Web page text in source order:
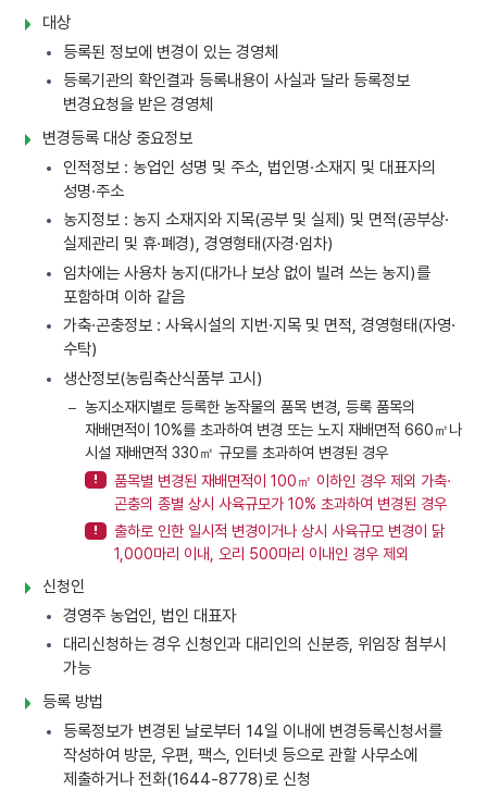
대상
등록된 정보에 변경이 있는 경영체
등록기관의 확인결과 등록내용이 사실과 달라 등록정보
변경요청을 받은 경영체
변경등록 대상 중요정보
인적정보 : 농업인 성명 및 주소, 법인명·소재지 및 대표자의
성명·주소
농지정보 : 농지 소재지와 지목(공부 및 실제) 및 면적(공부상·
실제관리 및 휴·폐경), 경영형태(자경·임차)
임차에는 사용차 농지(대가나 보상 없이 빌려 쓰는 농지)를
포함하며 이하 같음
가축·곤충정보 : 사육시설의 지번·지목 및 면적, 경영형태(자영·
수탁)
생산정보(농림축산식품부 고시)
농지소재지별로 등록한 농작물의 품목 변경, 등록 품목의
재배면적이 10%를 초과하여 변경 또는 노지 재배면적 660㎡나
시설 재배면적 330㎡ 규모를 초과하여 변경된 경우
품목별 변경된 재배면적이 100㎡ 이하인 경우 제외 가축·
곤충의 종별 상시 사육규모가 10% 초과하여 변경된 경우
출하로 인한 일시적 변경이거나 상시 사육규모 변경이 닭
1,000마리 이내, 오리 500마리 이내인 경우 제외
신청인
경영주 농업인, 법인 대표자
대리신청하는 경우 신청인과 대리인의 신분증, 위임장 첨부시
가능
등록 방법
등록정보가 변경된 날로부터 14일 이내에 변경등록신청서를
작성하여 방문, 우편, 팩스, 인터넷 등으로 관할 사무소에
제출하거나 전화(1644-8778)로 신청